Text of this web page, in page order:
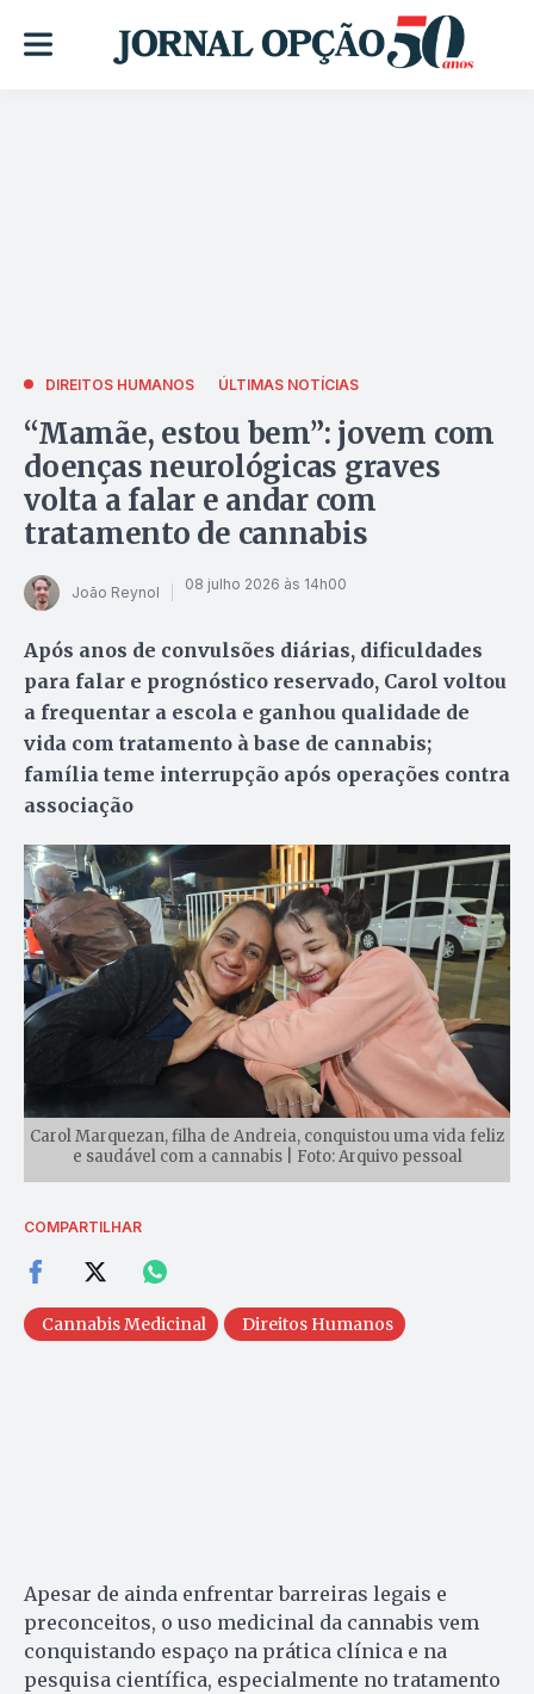
DIREITOS HUMANOS ÚLTIMAS NOTÍCIAS
“Mamãe, estou bem”: jovem com
doenças neurológicas graves
volta a falar e andar com
tratamento de cannabis
João Reynol 08 julho 2026 às 14h00
Após anos de convulsões diárias, dificuldades
para falar e prognóstico reservado, Carol voltou
a frequentar a escola e ganhou qualidade de
vida com tratamento à base de cannabis;
família teme interrupção após operações contra
associação
Carol Marquezan, filha de Andreia, conquistou uma vida feliz
e saudável com a cannabis | Foto: Arquivo pessoal
COMPARTILHAR
Cannabis Medicinal Direitos Humanos
Apesar de ainda enfrentar barreiras legais e
preconceitos, o uso medicinal da cannabis vem
conquistando espaço na prática clínica e na
pesquisa científica, especialmente no tratamento